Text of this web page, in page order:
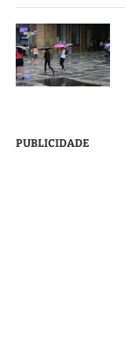
PUBLICIDADE